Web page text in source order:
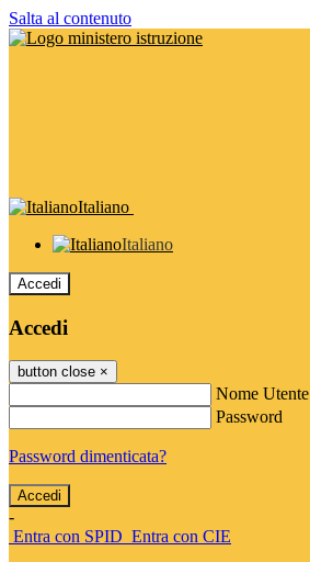
Salta al contenuto
Italiano
Italiano
Accedi
Accedi
button close ×
Nome Utente
Password
Password dimenticata?
-
Entra con SPID Entra con CIE